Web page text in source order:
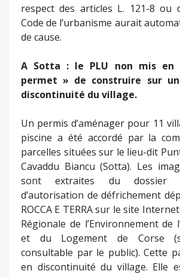
respect des articles L. 121-8 ou
Code de l’urbanisme aurait
de cause.
A Sotta : le PLU non mis en
permet » de construire sur
discontinuité du village.
Un permis d’aménager pour 11
piscine a été accordé par la
parcelles situées sur le lieu-dit
Cavaddu Biancu (Sotta). Les
sont extraites du dossier
d’autorisation de défrichement
ROCCA E TERRA sur le site
Régionale de l’Environnement de
et du Logement de Corse
consultable par le public). Cette
en discontinuité du village. Elle